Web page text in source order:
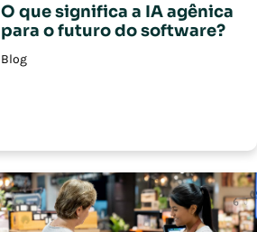
O que significa a IA agênica
para o futuro do software?
Blog